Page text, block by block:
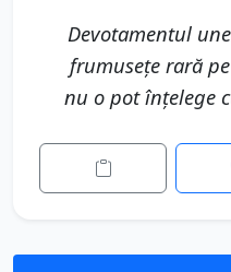
Devotamentul
frumusețe rară
nu o pot înțelege